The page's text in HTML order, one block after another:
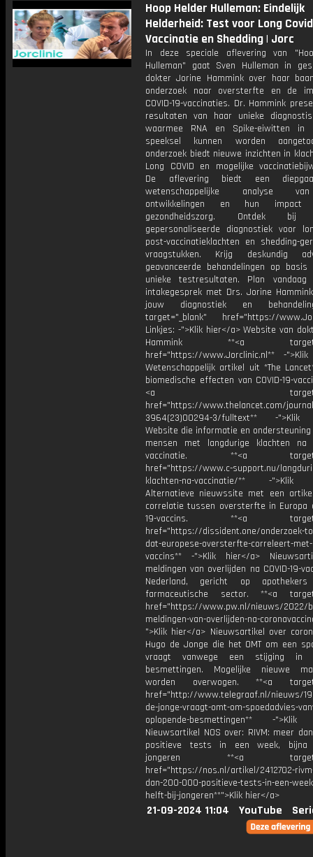
Hoop Helder Hulleman: Eindelijk
Helderheid: Test voor Long
Vaccinatie en Shedding | Jorc
In deze speciale aflevering van
Hulleman" gaat Sven Hulleman in
dokter Jorine Hammink over haar
onderzoek naar oversterfte en de
COVID-19-vaccinaties. Dr. Hammink
resultaten van haar unieke
waarmee RNA en Spike-eiwitten in
speeksel kunnen worden
onderzoek biedt nieuwe inzichten in
Long COVID en mogelijke
De aflevering biedt een
wetenschappelijke analyse
ontwikkelingen en hun
gezondheidszorg. Ontdek bij
gepersonaliseerde diagnostiek voor
post-vaccinatieklachten en shedding-
vraagstukken. Krijg deskundig
geavanceerde behandelingen op
unieke testresultaten. Plan
intakegesprek met Drs. Jorine
jouw diagnostiek en
target="_blank" href="https://
Linkjes: -">Klik hier</a> Website van
Hammink **<a
href="https://www.Jorclinic.nl** -
Wetenschappelijk artikel uit *The
biomedische effecten van COVID-19-
<a
href="https://www.thelancet.com/
3964(23)00294-3/fulltext** -">Klik
Website die informatie en
mensen met langdurige klachten na
vaccinatie. **<a
href="https://www.c-support.nu/
klachten-na-vaccinatie/** -">Klik
Alternatieve nieuwssite met een
correlatie tussen oversterfte in Europa
19-vaccins. **<a
href="https://dissident.one/onderzoek-
dat-europese-oversterfte-correleert-met-
vaccins** -">Klik hier</a>
meldingen van overlijden na COVID-19-
Nederland, gericht op
farmaceutische sector. **<a
href="https://www.pw.nl/nieuws/2022/
meldingen-van-overlijden-na-
">Klik hier</a> Nieuwsartikel over
Hugo de Jonge die het OMT om een
vraagt vanwege een stijging in
besmettingen. Mogelijke nieuwe
worden overwogen. **<a
href="http://www.telegraaf.nl/nieuws/
de-jonge-vraagt-omt-om-spoedadvies-
oplopende-besmettingen** -">Klik
Nieuwsartikel NOS over: RIVM: meer
positieve tests in een week,
jongeren **<a
href="https://nos.nl/artikel/2412702-
dan-200-000-positieve-tests-in-een-
helft-bij-jongeren**">Klik hier</a>
21-09-2024 11:04 YouTube